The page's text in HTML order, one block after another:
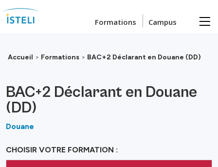
Formations Campus
Accueil > Formations > BAC+2 Déclarant en Douane (DD)
BAC+2 Déclarant en Douane
(DD)
Douane
CHOISIR VOTRE FORMATION :